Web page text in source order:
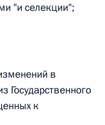
Федерации и статью 1
правонарушениях
"и селекции";
в
Государственного
к